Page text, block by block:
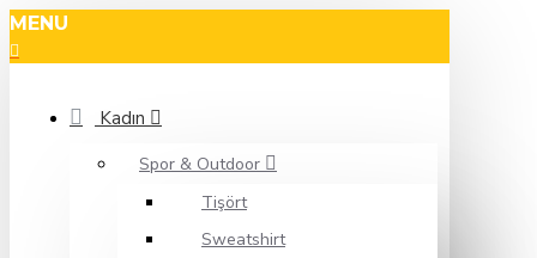
MENU
Kadın
Spor & Outdoor
Tişört
Sweatshirt